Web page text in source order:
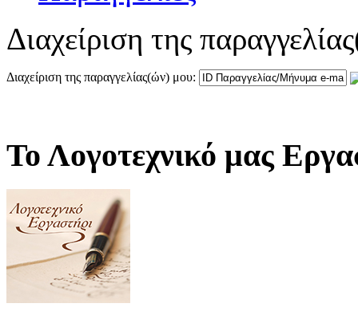
Διαχείριση της
Διαχείριση της παραγγελίας(ών) μου:
Το Λογοτεχνικό μας